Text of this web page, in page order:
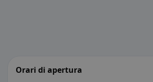
Orari di apertura